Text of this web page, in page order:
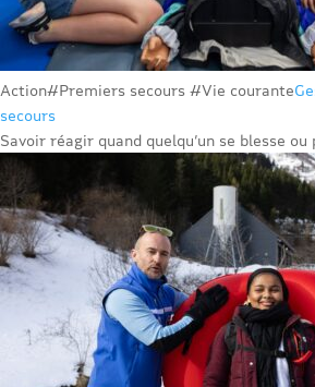
Action#Premiers secours #Vie courante
secours
Savoir réagir quand quelqu’un se blesse ou